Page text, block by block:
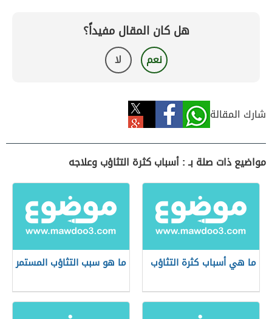
هل كان المقال مفيداً؟
نعم لا
شارك المقالة
مواضيع ذات صلة بـ : أسباب كثرة التثاؤب وعلاجه
ما هي أسباب كثرة التثاؤب ما هو سبب التثاؤب المستمر